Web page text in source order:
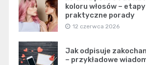
koloru włosów –
praktyczne porady
12 czerwca 2026
Jak odpisuje
– przykładowe